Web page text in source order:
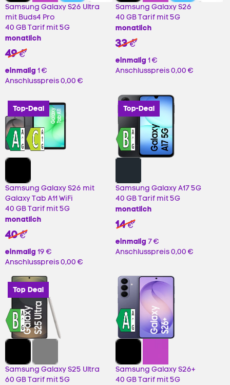
Samsung Galaxy S26 Ultra
mit Buds4 Pro
40 GB Tarif mit 5G
monatlich
49 99
€
einmalig 1 €
Anschlusspreis0,00 €
Samsung Galaxy S26
40 GB Tarif mit 5G
monatlich
33 99
€
einmalig 1 €
Anschlusspreis0,00 €
Top-Deal
Samsung Galaxy S26 mit
Galaxy Tab A11 WiFi
40 GB Tarif mit 5G
monatlich
40 99
€
einmalig 19 €
Anschlusspreis0,00 €
Top-Deal
Samsung Galaxy A17 5G
40 GB Tarif mit 5G
monatlich
14 49
€
einmalig 7 €
Anschlusspreis0,00 €
Top Deal
Samsung Galaxy S25 Ultra
60 GB Tarif mit 5G
Samsung Galaxy S26+
40 GB Tarif mit 5G